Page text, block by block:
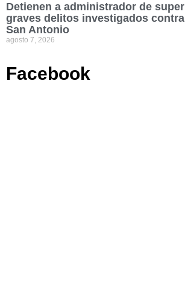
Detienen a administrador de
graves delitos investigados
San Antonio
agosto 7, 2026
Facebook